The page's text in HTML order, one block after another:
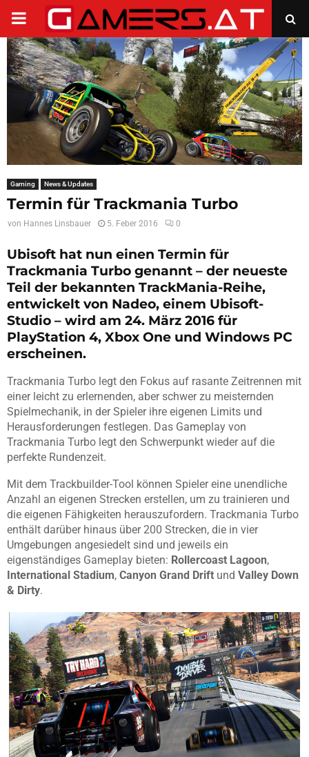
PRIMARY
MENU
Gaming News & Updates
Termin für Trackmania Turbo
von Hannes Linsbauer 5. Feber 2016 0
Ubisoft hat nun einen Termin für
Trackmania Turbo genannt – der neueste
Teil der bekannten TrackMania-Reihe,
entwickelt von Nadeo, einem Ubisoft-
Studio – wird am 24. März 2016 für
PlayStation 4, Xbox One und Windows PC
erscheinen.
Trackmania Turbo legt den Fokus auf rasante Zeitrennen mit
einer leicht zu erlernenden, aber schwer zu meisternden
Spielmechanik, in der Spieler ihre eigenen Limits und
Herausforderungen festlegen. Das Gameplay von
Trackmania Turbo legt den Schwerpunkt wieder auf die
perfekte Rundenzeit.
Mit dem Trackbuilder-Tool können Spieler eine unendliche
Anzahl an eigenen Strecken erstellen, um zu trainieren und
die eigenen Fähigkeiten herauszufordern. Trackmania Turbo
enthält darüber hinaus über 200 Strecken, die in vier
Umgebungen angesiedelt sind und jeweils ein
eigenständiges Gameplay bieten: Rollercoast Lagoon,
International Stadium, Canyon Grand Drift und Valley Down
& Dirty.